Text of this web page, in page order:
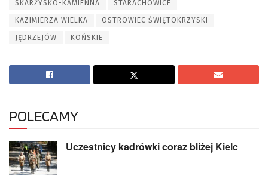
SKARŻYSKO-KAMIENNA STARACHOWICE
KAZIMIERZA WIELKA OSTROWIEC ŚWIĘTOKRZYSKI
JĘDRZEJÓW KOŃSKIE
POLECAMY
Uczestnicy kadrówki coraz bliżej Kielc